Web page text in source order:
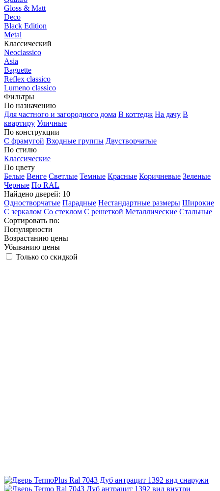
Gloss & Matt
Deco
Black Edition
Metal
Классический
Neoclassico
Asia
Baguette
Reflex classico
Lumeno classico
Фильтры
По назначению
Для частного и загородного дома В коттедж На дачу В
квартиру Уличные
По конструкции
С фрамугой Входные группы Двустворчатые
По стилю
Классические
По цвету
Белые Венге Светлые Темные Красные Коричневые Зеленые
Черные По RAL
Найдено дверей: 10
Одностворчатые Парадные Нестандартные размеры Широкие
С зеркалом Со стеклом С решеткой Металлические Стальные
Сортировать по:
Популярности
Возрастанию цены
Убыванию цены
Только со скидкой